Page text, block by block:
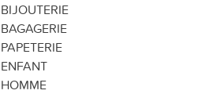
BIJOUTERIE
BAGAGERIE
PAPETERIE
ENFANT
HOMME